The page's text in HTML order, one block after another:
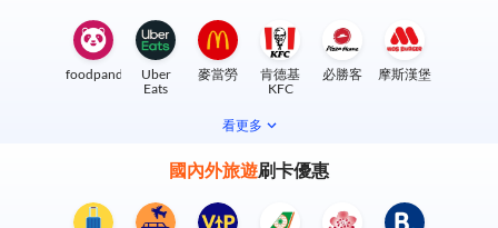
foodpanda
Uber
Eats
麥當勞
肯德基
KFC
必勝客 摩斯漢堡
看更多
國內外旅遊刷卡優惠